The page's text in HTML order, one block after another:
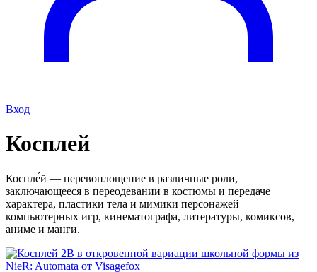
Вход
Косплей
Коспле́й — перевоплощение в различные роли,
заключающееся в переодевании в костюмы и передаче
характера, пластики тела и мимики персонажей
компьютерных игр, кинематографа, литературы, комиксов,
аниме и манги.